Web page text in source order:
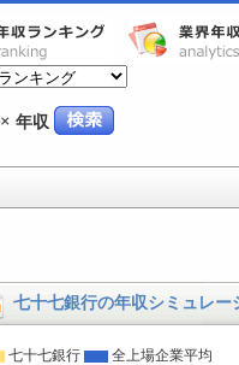
× 年収
七十七銀行の年収シミュレー
七十七銀行 全上場企業平均